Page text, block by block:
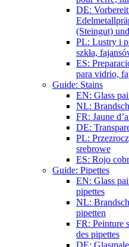
DE:
(Steingut)
PL: Lustry i
szkła,
ES:
para vidrio,
Guide: Stains
EN: Glass
NL:
FR: Jaune
DE:
PL:
srebrowe
ES: Rojo
Guide: Pipettes
EN: Glass
pipettes
NL:
pipetten
FR: Peinture
des pipettes
DE: